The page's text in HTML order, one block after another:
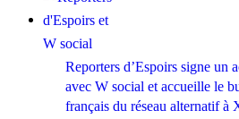
Reporters d’Espoirs signe un
avec W social et accueille le
français du réseau alternatif à